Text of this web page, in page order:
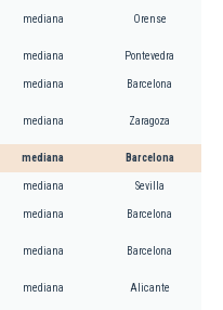
mediana Orense
mediana Pontevedra
mediana Barcelona
mediana Zaragoza
mediana Barcelona
mediana Sevilla
mediana Barcelona
mediana Barcelona
mediana Alicante